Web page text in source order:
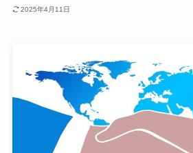
2025年4月11日